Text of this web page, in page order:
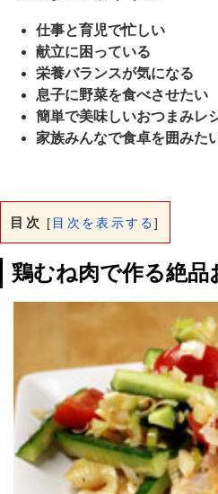
仕事と育児で忙しい
献立に困っている
栄養バランスが気になる
息子に野菜を食べさせたい
簡単で美味しいおつまみレ
家族みんなで食卓を囲みた
目次 [ 目次を表示する]
鶏むね肉で作る絶